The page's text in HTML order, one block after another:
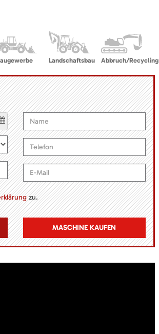
Landschaftsbau Abbruch/Recycling
zu.
MASCHINE KAUFEN